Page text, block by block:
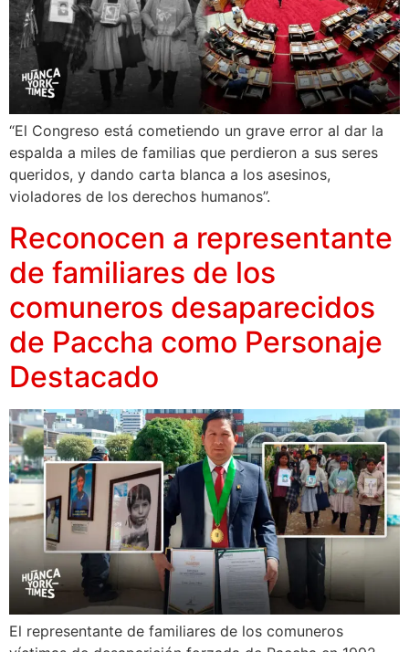
“El Congreso está cometiendo un grave error al dar la
espalda a miles de familias que perdieron a sus seres
queridos, y dando carta blanca a los asesinos,
violadores de los derechos humanos”.
Reconocen a representante
de familiares de los
comuneros desaparecidos
de Paccha como Personaje
Destacado
El representante de familiares de los comuneros